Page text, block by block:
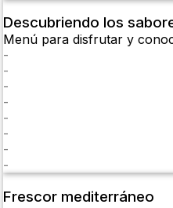
Descubriendo los
Menú para disfrutar y
-
-
-
-
-
-
-
-
Frescor mediterráneo